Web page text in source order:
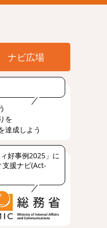
ナビ広場
を
達成しよう
好事例2025」に
援ナビ(Act-